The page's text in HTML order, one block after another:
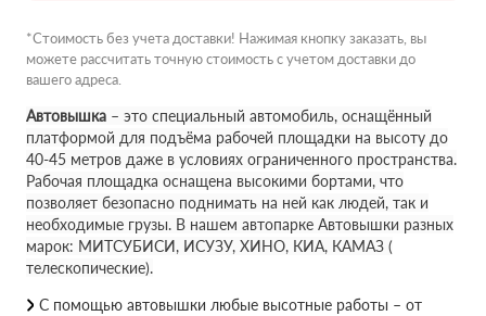
*Стоимость без учета доставки! Нажимая кнопку заказать, вы
можете рассчитать точную стоимость с учетом доставки до
вашего адреса.
Автовышка – это специальный автомобиль, оснащённый
платформой для подъёма рабочей площадки на высоту до
40-45 метров даже в условиях ограниченного пространства.
Рабочая площадка оснащена высокими бортами, что
позволяет безопасно поднимать на ней как людей, так и
необходимые грузы. В нашем автопарке Автовышки разных
марок: МИТСУБИСИ, ИСУЗУ, ХИНО, КИА, КАМАЗ (
телескопические).
С помощью автовышки любые высотные работы – от